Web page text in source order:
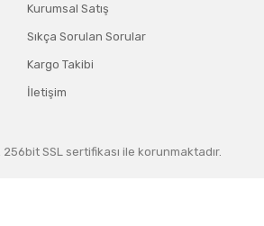
Kurumsal Satış
Sıkça Sorulan Sorular
Kargo Takibi
İletişim
SSL sertifikası ile korunmaktadır.